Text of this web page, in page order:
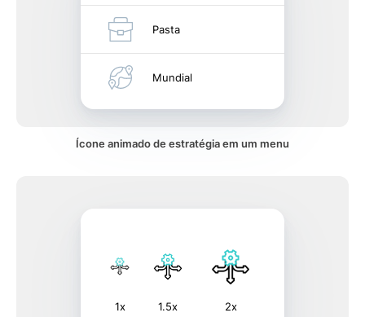
Pasta
Mundial
Ícone animado de estratégia em um menu
1x 1.5x 2x